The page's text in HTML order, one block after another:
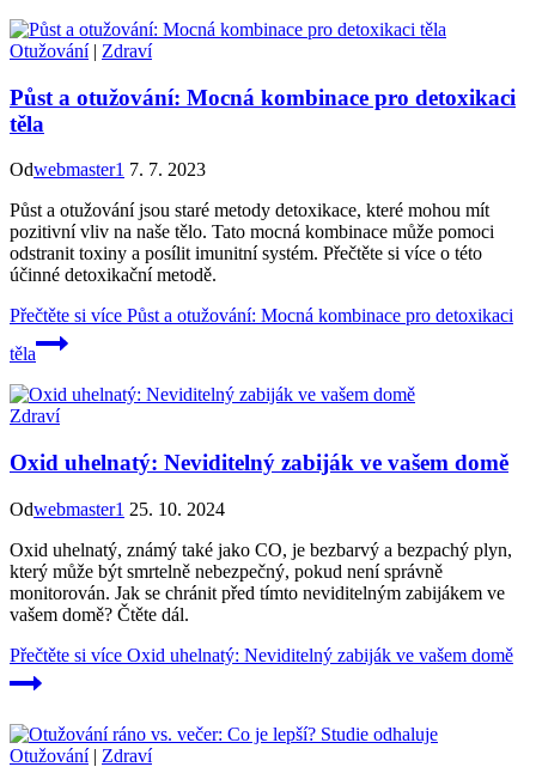
Otužování| Zdraví
Půst a otužování: Mocná kombinace pro detoxikaci
těla
Odwebmaster1 7. 7. 2023
Půst a otužování jsou staré metody detoxikace, které mohou mít
pozitivní vliv na naše tělo. Tato mocná kombinace může pomoci
odstranit toxiny a posílit imunitní systém. Přečtěte si více o této
účinné detoxikační metodě.
Přečtěte si více Půst a otužování: Mocná kombinace pro detoxikaci
těla
Zdraví
Oxid uhelnatý: Neviditelný zabiják ve vašem domě
Odwebmaster1 25. 10. 2024
Oxid uhelnatý, známý také jako CO, je bezbarvý a bezpachý plyn,
který může být smrtelně nebezpečný, pokud není správně
monitorován. Jak se chránit před tímto neviditelným zabijákem ve
vašem domě? Čtěte dál.
Přečtěte si více Oxid uhelnatý: Neviditelný zabiják ve vašem domě
Otužování| Zdraví